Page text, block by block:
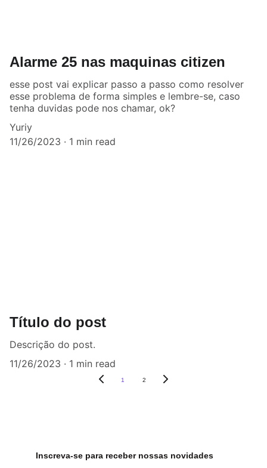
Alarme 25 nas maquinas citizen
esse post vai explicar passo a passo como resolver
esse problema de forma simples e lembre-se, caso
tenha duvidas pode nos chamar, ok?
Yuriy
11/26/2023
1 min read
Título do post
Descrição do post.
11/26/2023
1 min read
1 2
Inscreva-se para receber nossas novidades